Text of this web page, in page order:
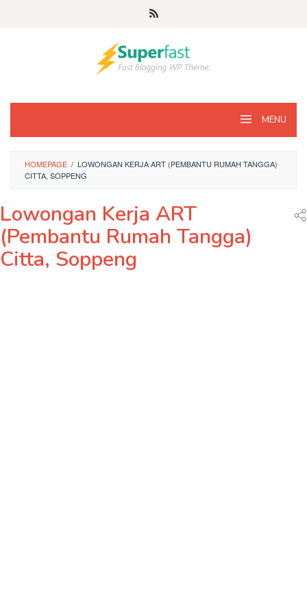
MENU
HOMEPAGE / LOWONGAN KERJA ART (PEMBANTU RUMAH TANGGA)
CITTA, SOPPENG
Lowongan Kerja ART
(Pembantu Rumah Tangga)
Citta, Soppeng